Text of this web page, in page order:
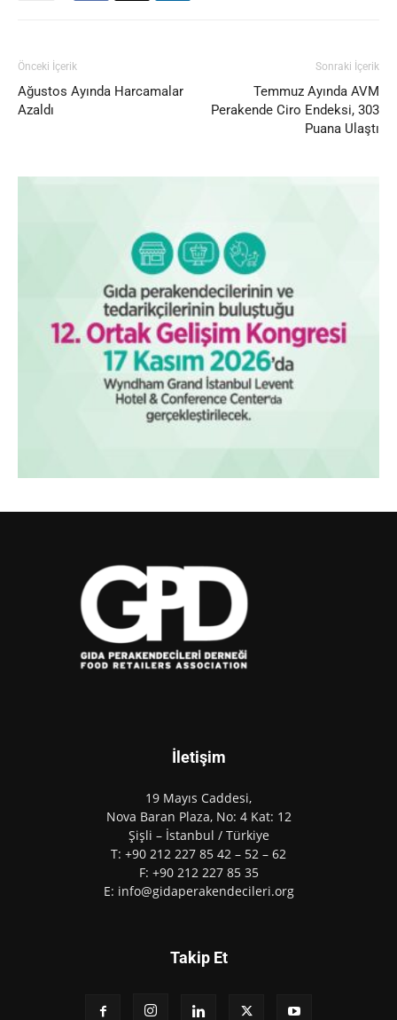
Önceki İçerik
Ağustos Ayında Harcamalar
Azaldı
Sonraki İçerik
Temmuz Ayında AVM
Perakende Ciro Endeksi, 303
Puana Ulaştı
İletişim
19 Mayıs Caddesi,
Nova Baran Plaza, No: 4 Kat: 12
Şişli – İstanbul / Türkiye
T: +90 212 227 85 42 – 52 – 62
F: +90 212 227 85 35
E: info@gidaperakendecileri.org
Takip Et